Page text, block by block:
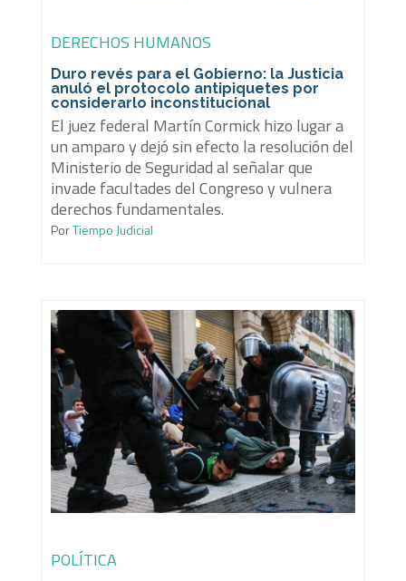
DERECHOS HUMANOS
Duro revés para el Gobierno: la Justicia
anuló el protocolo antipiquetes por
considerarlo inconstitucional
El juez federal Martín Cormick hizo lugar a
un amparo y dejó sin efecto la resolución del
Ministerio de Seguridad al señalar que
invade facultades del Congreso y vulnera
derechos fundamentales.
PorTiempo Judicial
POLÍTICA